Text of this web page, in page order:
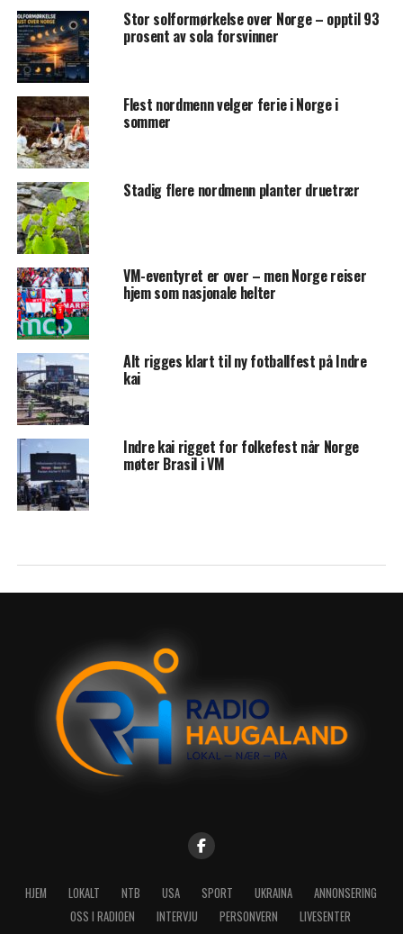
Stor solformørkelse over Norge – opptil 93
prosent av sola forsvinner
Flest nordmenn velger ferie i Norge i
sommer
Stadig flere nordmenn planter druetrær
VM-eventyret er over – men Norge reiser
hjem som nasjonale helter
Alt rigges klart til ny fotballfest på Indre
kai
Indre kai rigget for folkefest når Norge
møter Brasil i VM
HJEM LOKALT NTB USA SPORT UKRAINA
ANNONSERING
OSS I RADIOEN
INTERVJU PERSONVERN LIVESENTER